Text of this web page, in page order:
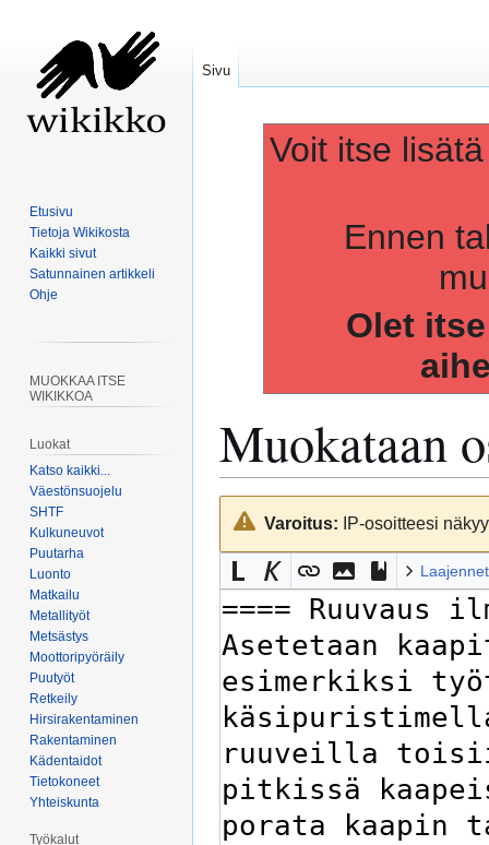
Voit itse
Ennen
Olet
Muokataan
Siirry
navigaatioon
Siirry
hakuunVaroitus: IP-osoitteesi
Sivu
Etusivu
Tietoja Wikikosta
Kaikki sivut
Satunnainen artikkeli
Ohje
MUOKKAA ITSE
WIKIKKOA
Luokat
Katso kaikki...
Väestönsuojelu
SHTF
Kulkuneuvot
Puutarha
Luonto
Matkailu
Metallityöt
Metsästys
Moottoripyöräily
Puutyöt
Retkeily
Hirsirakentaminen
Rakentaminen
Kädentaidot
Tietokoneet
Yhteiskunta
Työkalut